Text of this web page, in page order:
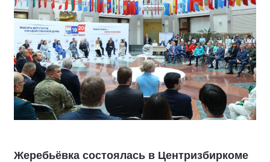
Жеребьёвка состоялась в Центризбиркоме